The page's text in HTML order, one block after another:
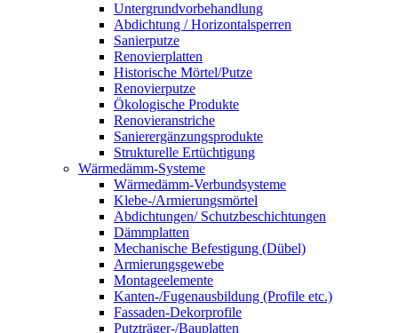
Untergrundvorbehandlung
Abdichtung / Horizontalsperren
Sanierputze
Renovierplatten
Historische Mörtel/Putze
Renovierputze
Ökologische Produkte
Renovieranstriche
Sanierergänzungsprodukte
Strukturelle Ertüchtigung
Wärmedämm-Systeme
Wärmedämm-Verbundsysteme
Klebe-/Armierungsmörtel
Abdichtungen/ Schutzbeschichtungen
Dämmplatten
Mechanische Befestigung (Dübel)
Armierungsgewebe
Montageelemente
Kanten-/Fugenausbildung (Profile etc.)
Fassaden-Dekorprofile
Putzträger-/Bauplatten